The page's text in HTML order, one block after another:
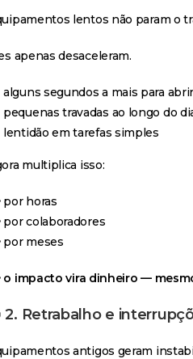
lentos não param o
apenas desaceleram.
alguns segundos a mais para
pequenas travadas ao longo do
lentidão em tarefas simples
multiplica isso:
por horas
por colaboradores
por meses
o impacto vira dinheiro —
2. Retrabalho e
antigos geram